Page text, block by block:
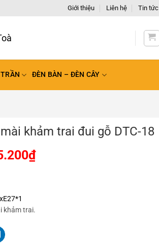
Giới thiệu Liên hệ Tin tức
ĐÈN BÀN – ĐÈN CÂY
khảm trai đui gỗ DTC-18
₫
khảm trai.